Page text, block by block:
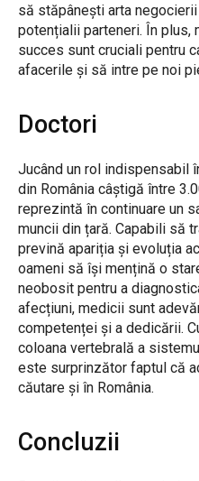
să stăpânești arta
potențialii parteneri. În plus,
succes sunt cruciali pentru
afacerile și să intre pe noi
Doctori
Jucând un rol indispensabil
din România câștigă între
reprezintă în continuare un
muncii din țară. Capabili să
prevină apariția și evoluția
oameni să își mențină o
neobosit pentru a
afecțiuni, medicii sunt
competenței și a dedicării.
coloana vertebrală a
este surprinzător faptul că
căutare și în România.
Concluzii